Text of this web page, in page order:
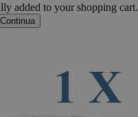
added to your shopping cart.
Continua